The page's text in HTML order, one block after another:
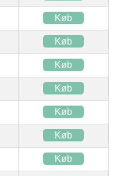
Køb
Køb
Køb
Køb
Køb
Køb
Køb